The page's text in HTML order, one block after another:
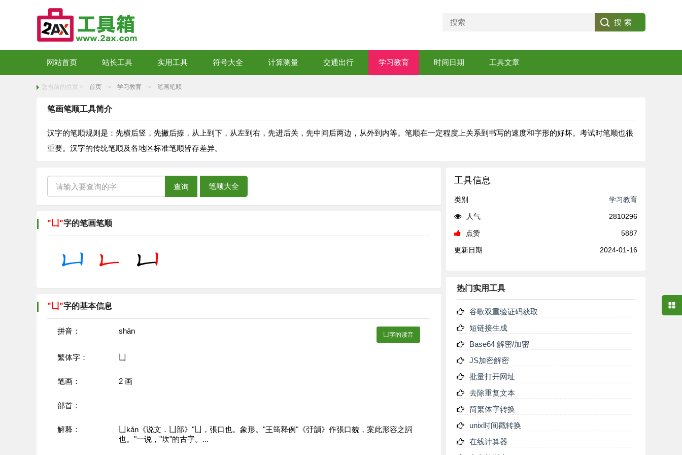
网站首页 站长工具 实用工具 符号大全 计算测量 交通出行 学习教育 时间日期 工具文章
您当前的位置 > 首页 > 学习教育 > 笔画笔顺
笔画笔顺工具简介
汉字的笔顺规则是：先横后竖，先撇后捺，从上到下，从左到右，先进后关，先中间后两边，从外到内等。笔顺在一定程度上关系到书写的速度和字形的好坏。考试时笔顺也很
重要。汉字的传统笔顺及各地区标准笔顺皆存差异。
查询 笔顺大全
"凵"字的笔画笔顺
"凵"字的基本信息
拼音： shān 凵字的读音
繁体字：
笔画： 2画
部首：
解释：
凵kǎn《说文．凵部》"凵，張口也。象形。"王筠释例"《弙韻》作張口貌，案此形容之詞
也。"一说，"坎"的古字。...
工具信息
类别 学习教育
人气 2810296
点赞 5887
更新日期 2024-01-16
热门实用工具
谷歌双重验证码获取
短链接生成
Base64 解密/加密
JS加密解密
批量打开网址
去除重复文本
简繁体字转换
unix时间戳转换
在线计算器